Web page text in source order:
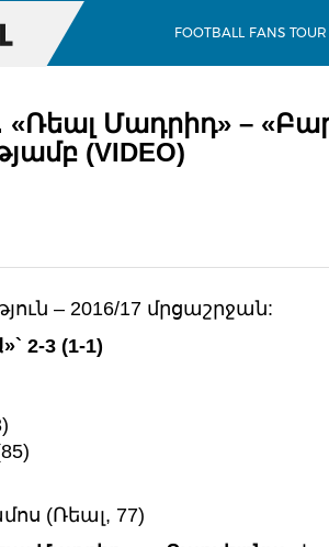
FOOTBALL FANS TOUR
«Ռեալ Մադրիդ» –
(VIDEO)
– 2016/17 մրցաշրջան:
2-3 (1-1)
(Ռեալ, 77)